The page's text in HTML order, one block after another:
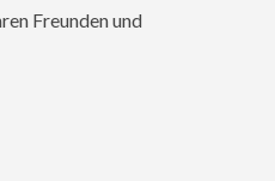
Freunden und